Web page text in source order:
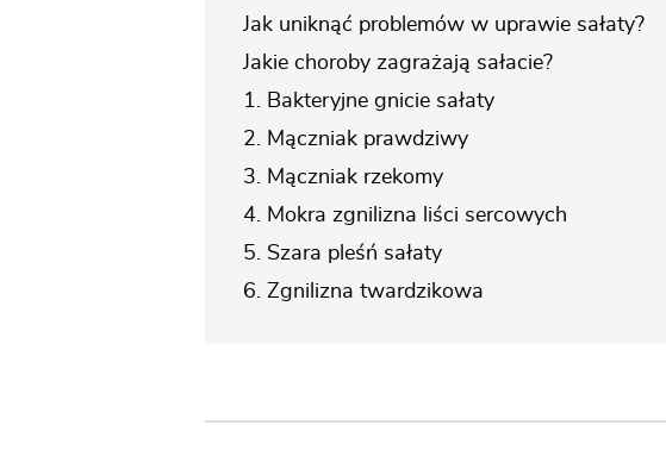
Jak uniknąć problemów w uprawie sałaty?
Jakie choroby zagrażają sałacie?
1. Bakteryjne gnicie sałaty
2. Mączniak prawdziwy
3. Mączniak rzekomy
4. Mokra zgnilizna liści sercowych
5. Szara pleśń sałaty
6. Zgnilizna twardzikowa